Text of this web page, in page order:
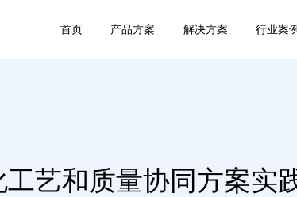
首页 产品方案 解决方案 行业案例
艺和质量协同方案实